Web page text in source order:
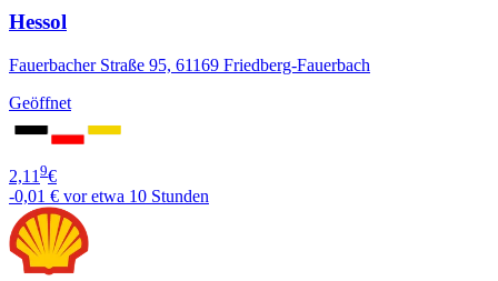
Hessol
Fauerbacher Straße 95, 61169 Friedberg-Fauerbach
Geöffnet
2,119€
-0,01 € vor etwa 10 Stunden